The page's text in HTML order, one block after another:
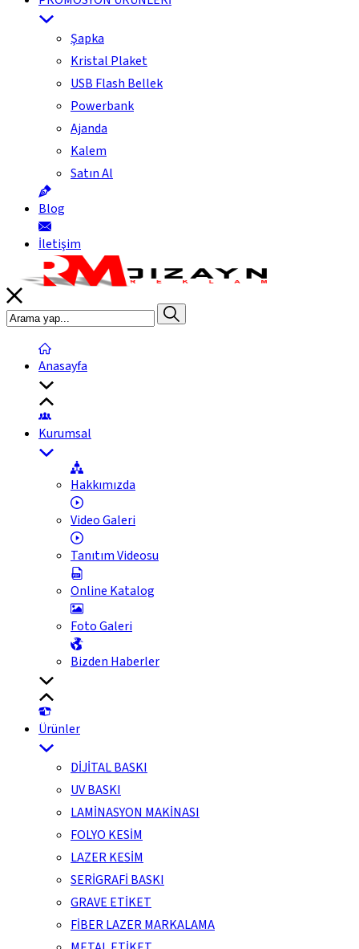
Şapka
Kristal Plaket
USB Flash Bellek
Powerbank
Ajanda
Kalem
Satın Al
Blog
İletişim
Anasayfa
Kurumsal
Hakkımızda
Video Galeri
Tanıtım Videosu
Online Katalog
Foto Galeri
Bizden Haberler
Ürünler
DİJİTAL BASKI
UV BASKI
LAMİNASYON MAKİNASI
FOLYO KESİM
LAZER KESİM
SERİGRAFİ BASKI
GRAVE ETİKET
FİBER LAZER MARKALAMA